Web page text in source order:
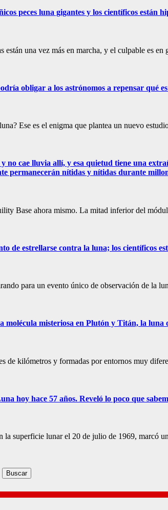
peces luna gigantes y los científicos están
están una vez más en marcha, y el culpable es
obligar a los astrónomos a repensar qué
Ese es el enigma que plantea un nuevo
cae lluvia allí, y esa quietud tiene una
permanecerán nítidas y nítidas durante
Base ahora mismo. La mitad inferior del
de estrellarse contra la luna; los científicos
para un evento único de observación de la
molécula misteriosa en Plutón y Titán, la luna
de kilómetros y formadas por entornos muy
hoy hace 57 años. Reveló lo poco que
la superficie lunar el 20 de julio de 1969,
Buscar